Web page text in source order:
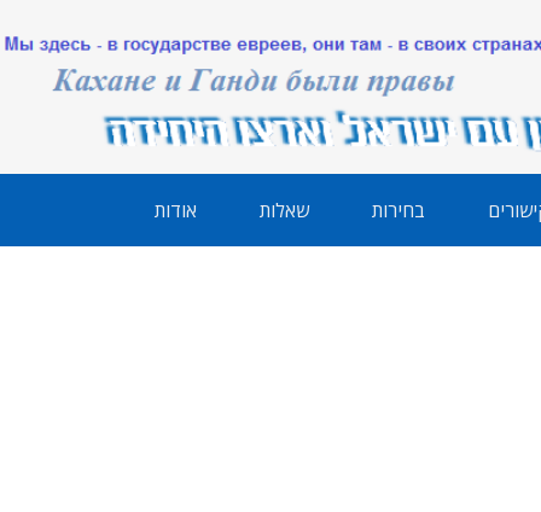
בחירות שאלות אודות